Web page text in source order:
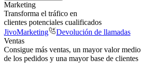
Marketing
Transforma el tráfico en
clientes potenciales cualificados
JivoMarketing
Devolución de llamadas
Ventas
Consigue más ventas, un mayor valor medio
de los pedidos y una mayor base de clientes